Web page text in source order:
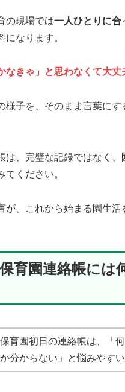
の現場では一人ひとりに合
になります。
なきゃ」と思わなくて大丈
様子を、そのまま言葉にす
は、完璧な記録ではなく、
てください。
が、これから始まる園生活
育園連絡帳には
保育園初日の連絡帳は、「
か分からない」と悩みやすい